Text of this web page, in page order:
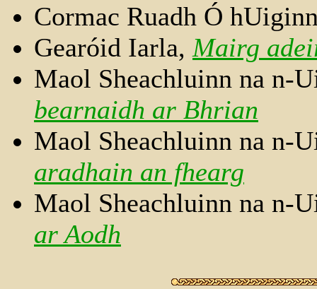
Cormac Ruadh Ó
Gearóid Iarla, Mairg
Maol Sheachluinn na n-
bearnaidh ar Bhrian
Maol Sheachluinn na n-
aradhain an fhearg
Maol Sheachluinn na n-
ar Aodh